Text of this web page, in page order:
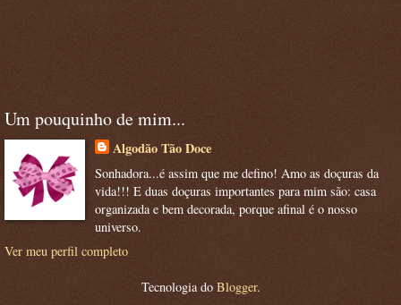
Um pouquinho de mim...
Algodão Tão Doce
Sonhadora...é assim que me defino! Amo as doçuras da
vida!!! E duas doçuras importantes para mim são: casa
organizada e bem decorada, porque afinal é o nosso
universo.
Ver meu perfil completo
Tecnologia do Blogger.